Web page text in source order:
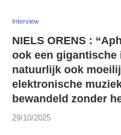
Interview
NIELS ORENS :
ook een gigantische
natuurlijk ook
elektronische
bewandeld zonder
29/10/2025